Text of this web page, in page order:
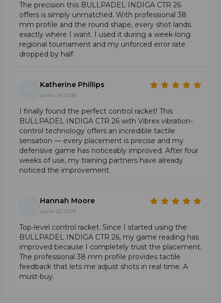
contacto.
Para Quem Se Destina
Jogadores que dão prioridade ao
com uma raquete estável e tolerante.
Jogadores que baseiam o jogo na defesa, em trocas
Quem preferebalance baixopara maior
manobrabilidade e menor carga no pulso.
Jogadores que precisam de conforto e estabilidade em
sessões longas.
Vantagens da Bullpadel Indiga CTR 2026
Sweet spot muito amplo
para maior estabilidade e
tolerância ao erro.
Vibração mínima
devido ao núcleo SoftEva.
Estabilidade reforçadacom a armação em
Carbontube.
Ideal para progressão técnica e jogo tático.
Comparação com Outros Modelos
The precision this BULLPADEL INDIGA CTR 26
offers is simply unmatched. With professional 38
mm profile and the round shape, every shot lands
exactly where I want. I used it during a week-long
regional tournament and my unforced error rate
dropped by half.
Katherine Phillips
junho 24, 2026
I finally found the perfect control racket! This
BULLPADEL INDIGA CTR 26 with Vibrex vibration-
control technology offers an incredible tactile
sensation — every placement is precise and my
defensive game has noticeably improved. After four
weeks of use, my training partners have already
noticed the improvement.
Hannah Moore
junho 23, 2026
Top-level control racket. Since I started using the
BULLPADEL INDIGA CTR 26, my game reading has
improved because I completely trust the placement.
The professional 38 mm profile provides tactile
feedback that lets me adjust shots in real time. A
must-buy.